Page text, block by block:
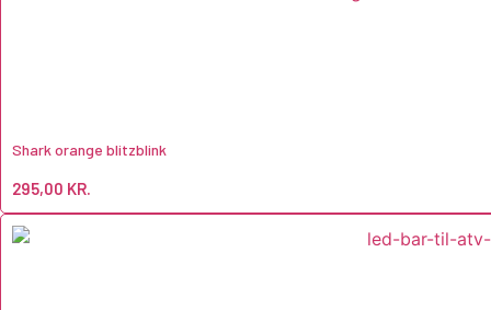
Shark orange blitzblink
295,00 KR.